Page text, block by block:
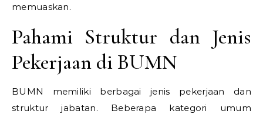
memuaskan.
Pahami Struktur dan Jenis
Pekerjaan di BUMN
BUMN memiliki berbagai jenis pekerjaan dan
struktur jabatan. Beberapa kategori umum